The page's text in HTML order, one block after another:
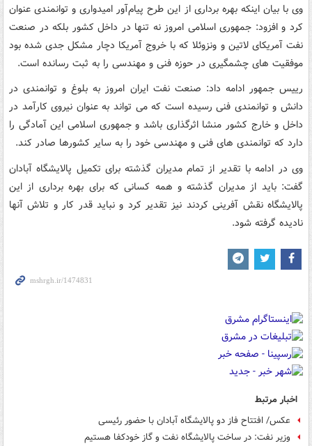
وی با بیان اینکه بهره برداری از این طرح پیام‌آور امیدواری و توانمندی عنوان
کرد و افزود: جمهوری اسلامی امروز نه تنها در داخل کشور بلکه در صنعت
نفت آمریکای لاتین و ونزوئلا که با خروج آمریکا دچار مشکل جدی شده بود
موفقیت های چشمگیری در حوزه فنی و مهندسی را به ثبت رسانده است.
رییس جمهور ادامه داد: صنعت نفت ایران امروز به بلوغ و توانمندی در
دانش و توانمندی فنی رسیده است که می تواند به عنوان نیروی کارآمد در
داخل و خارج کشور منشا اثرگذاری باشد و جمهوری اسلامی این آمادگی را
دارد که توانمندی های فنی و مهندسی خود را به سایر کشورها صادر کند.
وی در ادامه با تقدیر از تمام مدیران گذشته برای تکمیل پالایشگاه آبادان
گفت: باید از مدیران گذشته و همه کسانی که برای بهره برداری از این
پالایشگاه نقش آفرینی کردند نیز تقدیر کرد و نباید قدر کار و تلاش آنها
نادیده گرفته شود.
اخبار مرتبط
عکس/ افتتاح فاز دو پالایشگاه آبادان با حضور رئیسی
وزیر نفت: در ساخت پالایشگاه نفت و گاز خودکفا هستیم